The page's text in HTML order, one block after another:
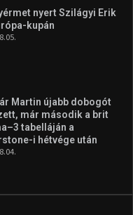
nyert Szilágyi Erik
kupán
Martin újabb dobogót
már második a brit
tabelláján a
i hétvége után